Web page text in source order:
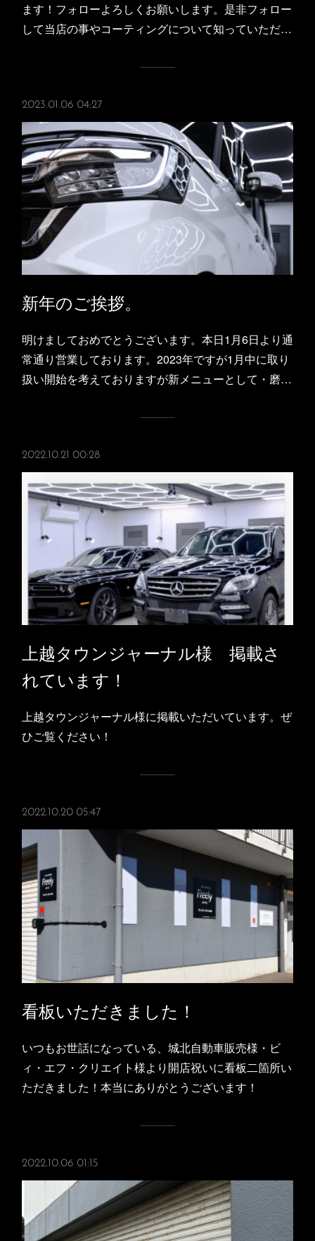
ます！フォローよろしくお願いします。是非フォロー
して当店の事やコーティングについて知っていただ…
2023.01.06 04:27
新年のご挨拶。
明けましておめでとうございます。本日1月6日より通
常通り営業しております。2023年ですが1月中に取り
扱い開始を考えておりますが新メニューとして・磨…
2022.10.21 00:28
上越タウンジャーナル様 掲載さ
れています！
上越タウンジャーナル様に掲載いただいています。ぜ
ひご覧ください！
2022.10.20 05:47
看板いただきました！
いつもお世話になっている、城北自動車販売様・ビ
ィ・エフ・クリエイト様より開店祝いに看板二箇所い
ただきました！本当にありがとうございます！
2022.10.06 01:15